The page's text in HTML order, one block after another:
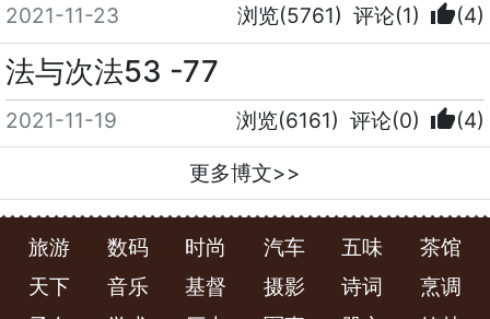
2021-11-23 浏览(5761) 评论(1) thumb_up(4)
法与次法53 -77
2021-11-19 浏览(6161) 评论(0) thumb_up(4)
更多博文>>
旅游 数码 时尚 汽车 五味
茶馆
天下
音乐 基督 摄影 诗词
烹调